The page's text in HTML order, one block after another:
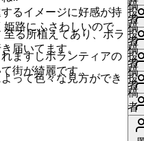
更
ね
更
い
ね
更
い
ね
更
い
ね
更
で
す
い
ね
要
で
す
い
が
必
要
で
す
ン
が
必
要
で
す
グ
イ
ン
が
必
要
で
す
は
ロ
グ
イ
ン
が
必
要
で
す
に
は
ロ
グ
イ
ン
が
必
要
す
る
に
は
ロ
グ
イ
ン
が
必
ね
す
る
に
は
ロ
グ
イ
ン
い
い
ね
す
る
に
は
ロ
グ
イ
い
い
ね
す
る
に
は
ロ
い
い
ね
す
る
に
は
い
い
ね
す
る
稿
者
い
い
ね
す
るイメージに好感が持
路にふさわしいので
投
稿
者
い
い
る所植えてあり、ボラ
届いてます。
投
稿
者
い
ますしボランティアの
街が綺麗です。
投
稿
者
って色々な見方ができ
投
稿
者